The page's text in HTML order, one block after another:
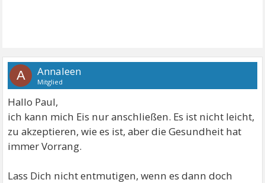
A Annaleen
Mitglied
Hallo Paul,
ich kann mich Eis nur anschließen. Es ist nicht leicht,
zu akzeptieren, wie es ist, aber die Gesundheit hat
immer Vorrang.
Lass Dich nicht entmutigen, wenn es dann doch